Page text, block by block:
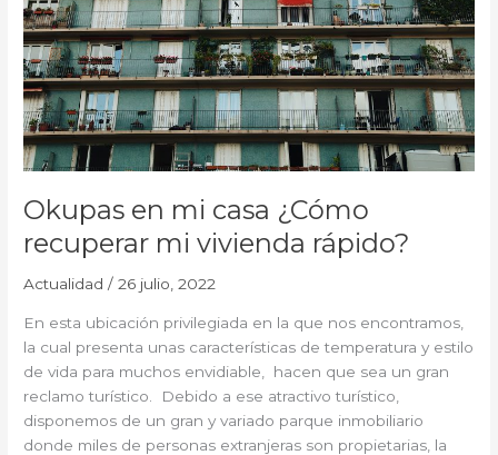
Okupas en mi casa ¿Cómo
recuperar mi vivienda rápido?
Actualidad /26 julio, 2022
En esta ubicación privilegiada en la que nos encontramos,
la cual presenta unas características de temperatura y estilo
de vida para muchos envidiable, hacen que sea un gran
reclamo turístico. Debido a ese atractivo turístico,
disponemos de un gran y variado parque inmobiliario
donde miles de personas extranjeras son propietarias, la
recuperar
mi
vivienda
rápido?